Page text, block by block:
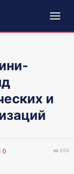
и
0 694